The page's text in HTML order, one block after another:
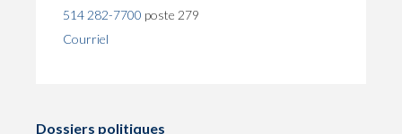
514 282-7700 poste 279
Courriel
Dossiers politiques